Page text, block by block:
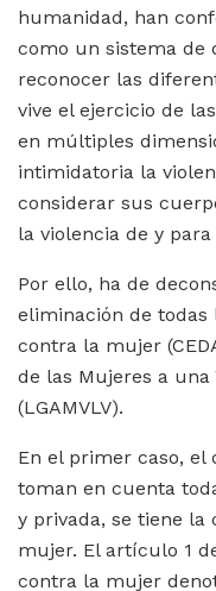
humanidad, han
como un sistema de
reconocer las
vive el ejercicio de
en múltiples
intimidatoria la
considerar sus
la violencia de y
Por ello, ha de
eliminación de
contra la mujer
de las Mujeres a una
(LGAMVLV).
En el primer caso, el
toman en cuenta
y privada, se tiene la
mujer. El artículo 1
contra la mujer